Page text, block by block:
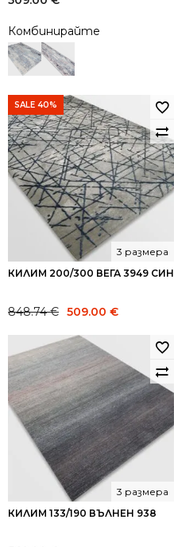
Комбинирайте
SALE 40%
КИЛИМ 200/300 ВЕГА 3949 СИН
3 размера
848.74€
Original
was:
848.74 €.
509.00 €
Current
509.00 €.
КИЛИМ 133/190 ВЪЛНЕН 938
3 размера